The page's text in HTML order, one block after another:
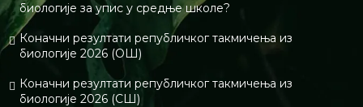
биологије за упис у средње школе?
Коначни резултати републичког такмичења из
биологије 2026 (ОШ)
Коначни резултати републичког такмичења из
биологије 2026 (СШ)